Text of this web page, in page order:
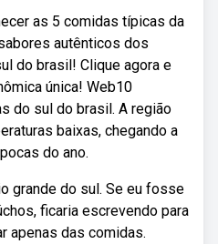
as 5 comidas típicas da
autênticos dos
do brasil! Clique agora e
única! Web10
do sul do brasil. A região
baixas, chegando a
do ano.
grande do sul. Se eu fosse
ficaria escrevendo para
apenas das comidas.